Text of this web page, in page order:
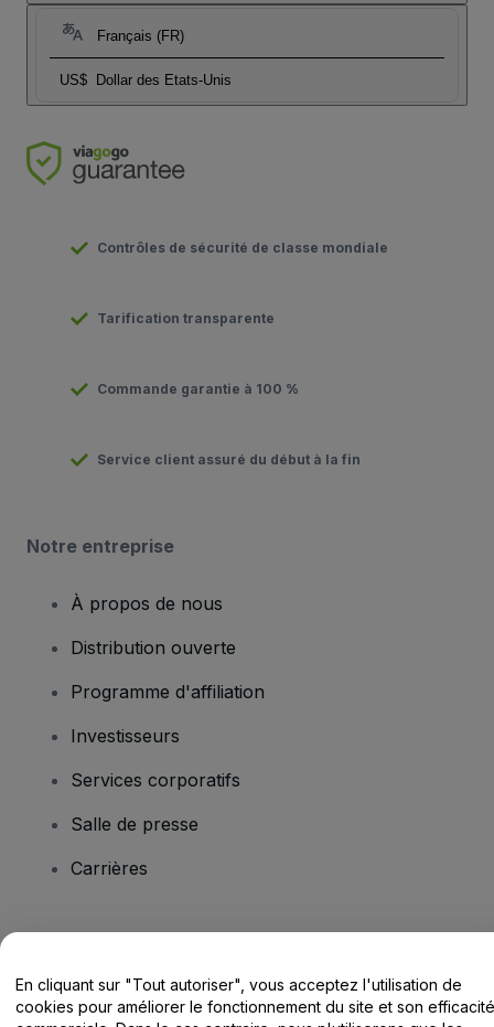
Français (FR)
US$ Dollar des Etats-Unis
Contrôles de sécurité de classe mondiale
Tarification transparente
Commande garantie à 100 %
Service client assuré du début à la fin
Notre entreprise
À propos de nous
Distribution ouverte
Programme d'affiliation
Investisseurs
Services corporatifs
Salle de presse
Carrières
Centre d'assistance / Nous contacter
En cliquant sur "Tout autoriser", vous acceptez l'utilisation de
cookies pour améliorer le fonctionnement du site et son efficacité